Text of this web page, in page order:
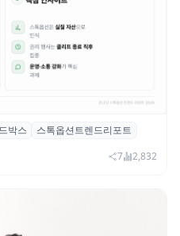
에 18.2%→31.3%…
도 급증
박스
스톡옵션트렌드리포트
7 2,832